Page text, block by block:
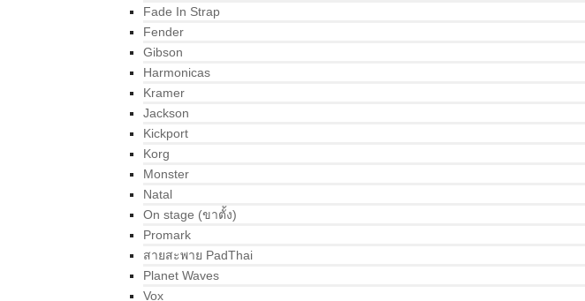
Fade In Strap
Fender
Gibson
Harmonicas
Kramer
Jackson
Kickport
Korg
Monster
Natal
On stage (ขาตั้ง)
Promark
สายสะพาย PadThai
Planet Waves
Vox